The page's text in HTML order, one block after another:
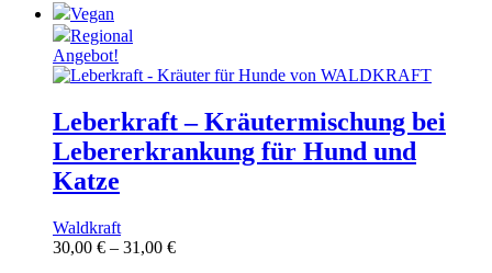
Vegan
Regional
Angebot!
Leberkraft – Kräutermischung bei
Lebererkrankung für Hund und
Katze
Waldkraft
30,00 € – 31,00 €